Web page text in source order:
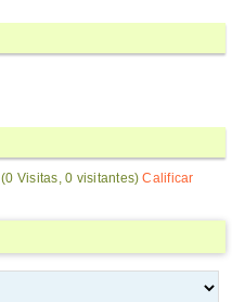
(0 Visitas, 0 visitantes)Calificar